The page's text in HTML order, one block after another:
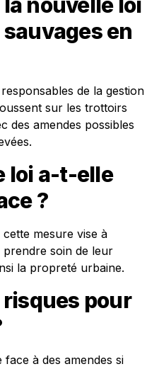
en
de la gestion
sur les trottoirs
des amendes possibles
loi a-t-elle
?
mesure vise à
soin de leur
la propreté urbaine.
pour
à des amendes si